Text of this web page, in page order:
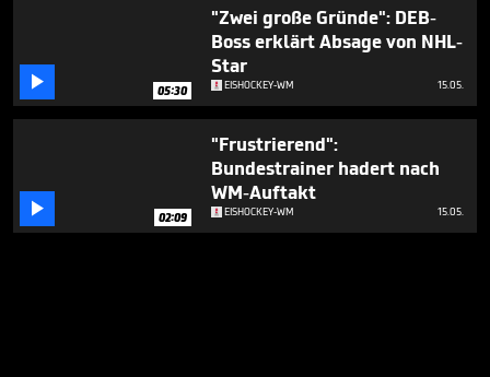
 05:30
"Zwei große Gründe": DEB-
Boss erklärt Absage von NHL-
Star
EISHOCKEY-WM 15.05.
 02:09
"Frustrierend":
Bundestrainer hadert nach
WM-Auftakt
EISHOCKEY-WM 15.05.